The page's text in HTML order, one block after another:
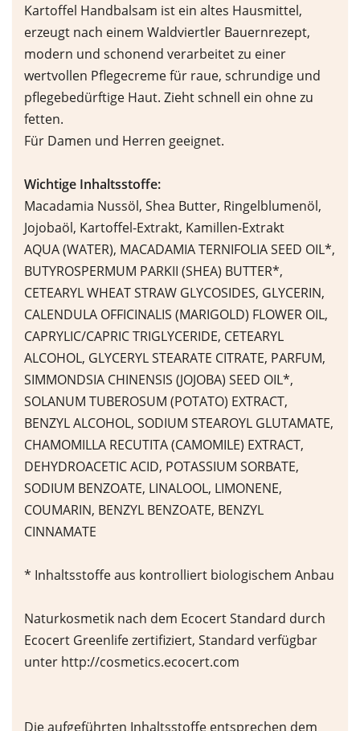
Kartoffel Handbalsam ist ein altes Hausmittel,
erzeugt nach einem Waldviertler Bauernrezept,
modern und schonend verarbeitet zu einer
wertvollen Pflegecreme für raue, schrundige und
pflegebedürftige Haut. Zieht schnell ein ohne zu
fetten.
Für Damen und Herren geeignet.
Wichtige Inhaltsstoffe:
Macadamia Nussöl, Shea Butter, Ringelblumenöl,
Jojobaöl, Kartoffel-Extrakt, Kamillen-Extrakt
AQUA (WATER), MACADAMIA TERNIFOLIA SEED OIL*,
BUTYROSPERMUM PARKII (SHEA) BUTTER*,
CETEARYL WHEAT STRAW GLYCOSIDES, GLYCERIN,
CALENDULA OFFICINALIS (MARIGOLD) FLOWER OIL,
CAPRYLIC/CAPRIC TRIGLYCERIDE, CETEARYL
ALCOHOL, GLYCERYL STEARATE CITRATE, PARFUM,
SIMMONDSIA CHINENSIS (JOJOBA) SEED OIL*,
SOLANUM TUBEROSUM (POTATO) EXTRACT,
BENZYL ALCOHOL, SODIUM STEAROYL GLUTAMATE,
CHAMOMILLA RECUTITA (CAMOMILE) EXTRACT,
DEHYDROACETIC ACID, POTASSIUM SORBATE,
SODIUM BENZOATE, LINALOOL, LIMONENE,
COUMARIN, BENZYL BENZOATE, BENZYL
CINNAMATE
* Inhaltsstoffe aus kontrolliert biologischem Anbau
Naturkosmetik nach dem Ecocert Standard durch
Ecocert Greenlife zertifiziert, Standard verfügbar
unter http://cosmetics.ecocert.com
Die aufgeführten Inhaltsstoffe entsprechen dem